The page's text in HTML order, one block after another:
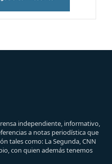
independiente, informativo,
a notas periodística que
tales como: La Segunda, CNN
con quien además tenemos